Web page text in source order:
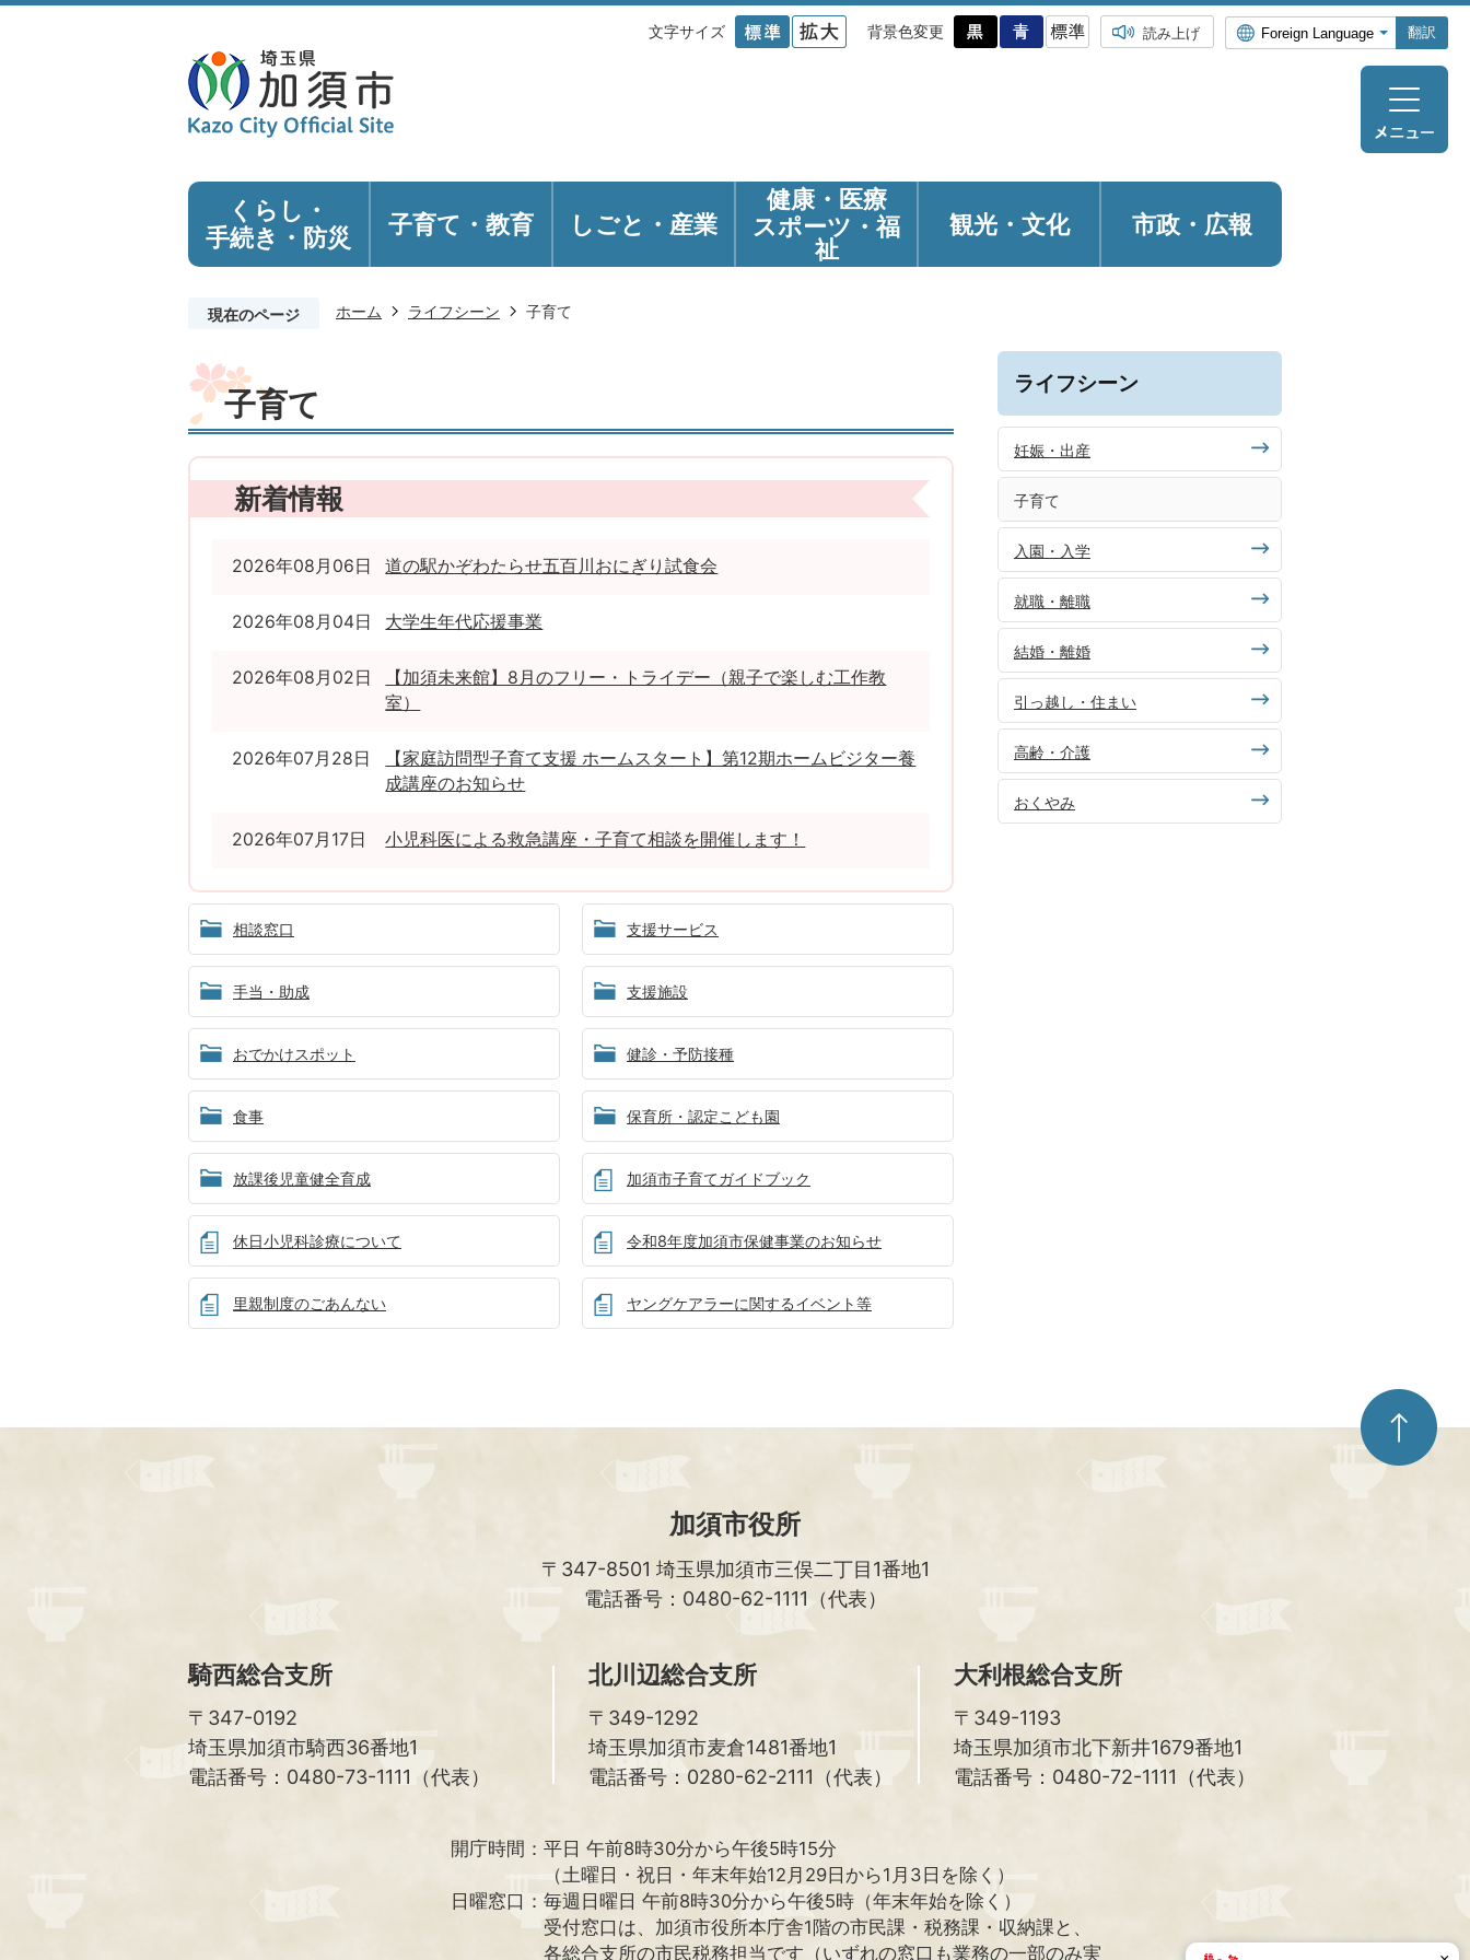
文字サイズ 背景色変更 読み上げ 翻訳
くらし・
手続き ・防災 子育て・教育 しごと・産業
健康・医療
スポーツ・福
祉
観光・ 文化 市政・広報
現在のページ ホーム ライフシーン 子育て
子育て
新着情報
2026年08月06日 道の駅かぞわたらせ五百川おにぎり試食会
2026年08月04日 大学生年代応援事業
2026年08月02日
【加須未来館】8月のフリー・トライデー（親子で楽しむ工作教
室）
2026年07月28日
【家庭訪問型子育て支援 ホームスタート】第12期ホームビジター養
成講座のお知らせ
2026年07月17日 小児科医による救急講座・子育て相談を開催します！
相談窓口 支援サービス
手当・助成 支援施設
おでかけスポット 健診・予防接種
食事 保育所・認定こども園
放課後児童健全育成 加須市子育てガイドブック
休日小児科診療について 令和8年度加須市保健事業のお知らせ
里親制度のごあんない ヤングケアラーに関するイベント等
ライフシーン
妊娠・出産
子育て
入園・入学
就職・離職
結婚・離婚
引っ越し・住まい
高齢・介護
おくやみ
ペ
ー
ジ
加須市役所
〒347-8501 埼玉県加須市三俣二丁目1番地1
電話番号：0480-62-1111（代表）
騎西総合支所
〒347-0192
埼玉県加須市騎西36番地1
電話番号：0480-73-1111（代表）
北川辺総合支所
〒349-1292
埼玉県加須市麦倉1481番地1
電話番号：0280-62-2111（代表）
大利根総合支所
〒349-1193
埼玉県加須市北下新井1679番地1
電話番号：0480-72-1111（代表）
開庁時間： 平日 午前8時30分から午後5時15分
（土曜日・祝日・年末年始12月29日から1月3日を除く）
日曜窓口： 毎週日曜日 午前8時30分から午後5時（年末年始を除く）
受付窓口は、加須市役所本庁舎1階の市民課・税務課・収納課と、
各総合支所の市民税務担当です（いずれの窓口も業務の一部のみ実